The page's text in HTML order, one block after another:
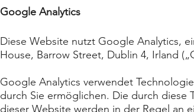
Google Analytics
Diese Website nutzt Google Analytics,
House, Barrow Street, Dublin 4, Irland
Google Analytics verwendet
durch Sie ermöglichen. Die durch
dieser Website werden in der Regel an